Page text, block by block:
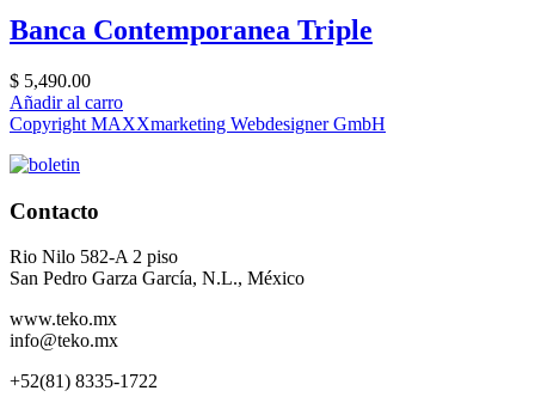
Banca Contemporanea Triple
$ 5,490.00
Añadir al carro
Copyright MAXXmarketing Webdesigner GmbH
Contacto
Rio Nilo 582-A 2 piso
San Pedro Garza García, N.L., México
www.teko.mx
info@teko.mx
+52(81) 8335-1722